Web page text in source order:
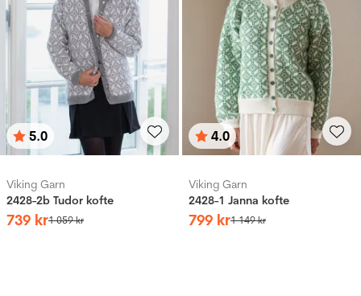
Betyg:
5.0
utav 5 stjärnor
Viking Garn
2428-2b Tudor kofte
739 kr1 059kr
Betyg:
4.0
utav 5 stjärnor
Viking Garn
2428-1 Janna kofte
799 kr1 149kr